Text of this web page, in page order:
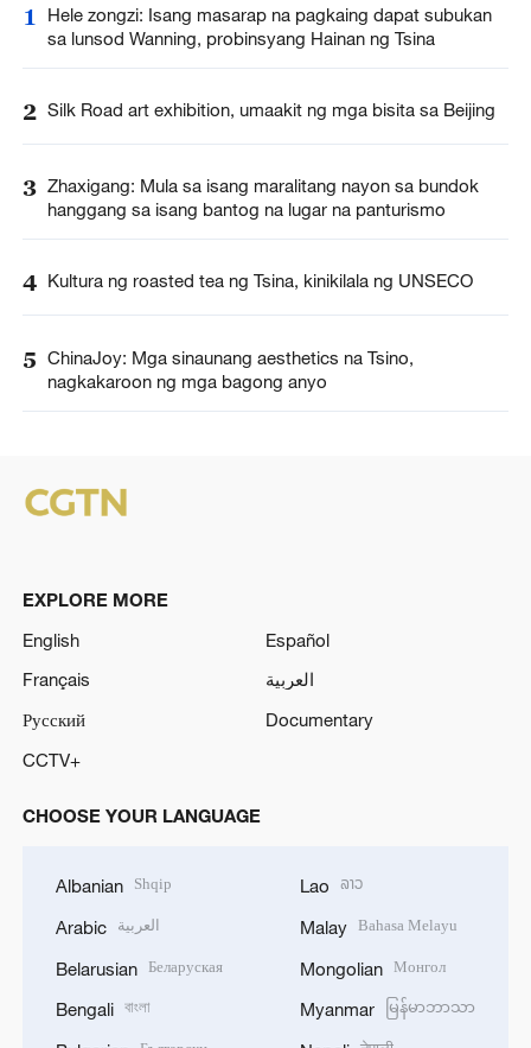
1
Hele zongzi: Isang masarap na pagkaing dapat subukan
sa lunsod Wanning, probinsyang Hainan ng Tsina
2 Silk Road art exhibition, umaakit ng mga bisita sa Beijing
3 Zhaxigang: Mula sa isang maralitang nayon sa bundok
hanggang sa isang bantog na lugar na panturismo
4 Kultura ng roasted tea ng Tsina, kinikilala ng UNSECO
5 ChinaJoy: Mga sinaunang aesthetics na Tsino,
nagkakaroon ng mga bagong anyo
EXPLORE MORE
English
Español
Français
العربية
Русский
Documentary
CCTV+
CHOOSE YOUR LANGUAGE
Albanian Shqip
Arabic العربية
Belarusian Беларуская
Bengali বাংলা
Lao ລາວ
Malay Bahasa Melayu
Mongolian Монгол
Myanmar မြန်မာဘာသာ